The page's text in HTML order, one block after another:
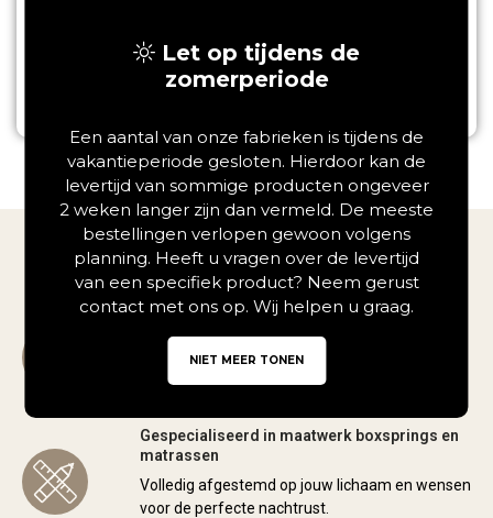
Optimale Ondersteuning
1 - 3 weken
WAAROM
Dreambedden?
Familiebedrijf met jarenlange ervaring
Gespecialiseerd in maatwerk boxsprings en
matrassen
Volledig afgestemd op jouw lichaam en wensen
voor de perfecte nachtrust.
Let op tijdens de
zomerperiode
Een aantal van onze fabrieken is tijdens de
vakantieperiode gesloten. Hierdoor kan de
levertijd van sommige producten ongeveer
2 weken langer zijn dan vermeld. De meeste
bestellingen verlopen gewoon volgens
planning. Heeft u vragen over de levertijd
van een specifiek product? Neem gerust
contact met ons op. Wij helpen u graag.
NIET MEER TONEN